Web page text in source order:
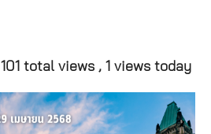
101 total views , 1 views today